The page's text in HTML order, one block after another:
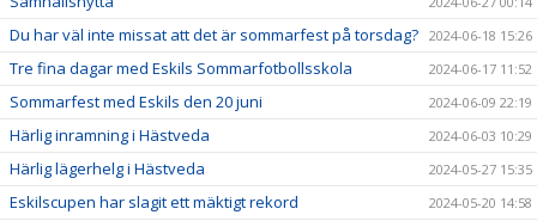
Du har väl inte missat att det är sommarfest på torsdag? 2024-06-18 15:26
Tre fina dagar med Eskils Sommarfotbollsskola 2024-06-17 11:52
Sommarfest med Eskils den 20 juni 2024-06-09 22:19
Härlig inramning i Hästveda 2024-06-03 10:29
Härlig lägerhelg i Hästveda 2024-05-27 15:35
Eskilscupen har slagit ett mäktigt rekord 2024-05-20 14:58